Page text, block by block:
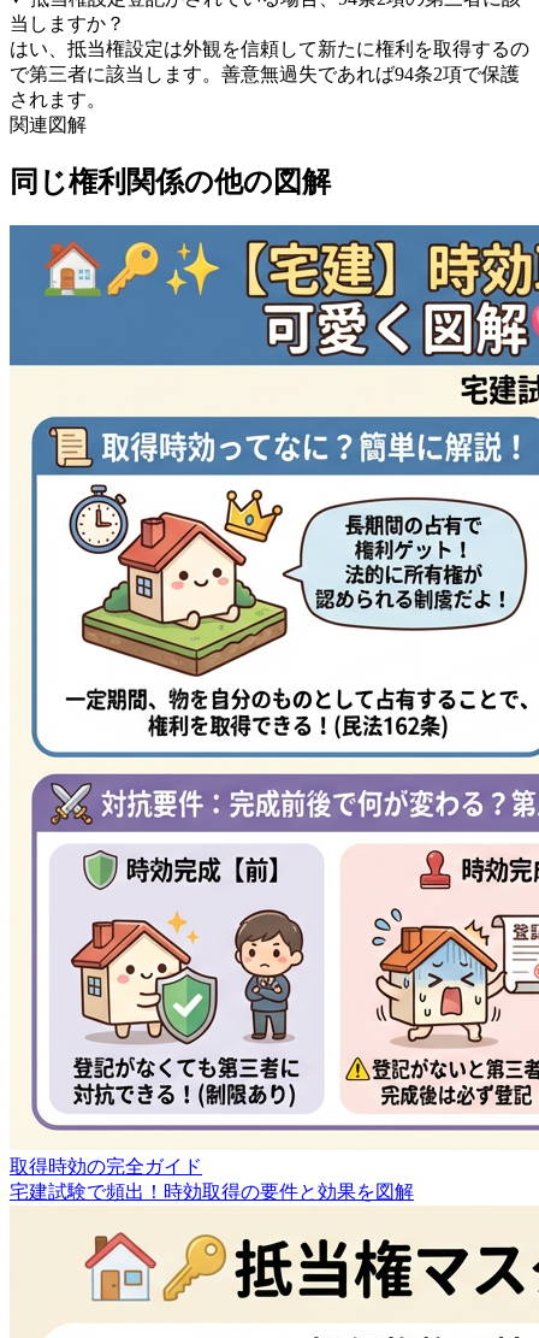
当しますか？
はい、抵当権設定は外観を信頼して新たに権利を取得するの
で第三者に該当します。善意無過失であれば94条2項で保護
されます。
関連図解
同じ権利関係の他の図解
取得時効の完全ガイド
宅建試験で頻出！時効取得の要件と効果を図解